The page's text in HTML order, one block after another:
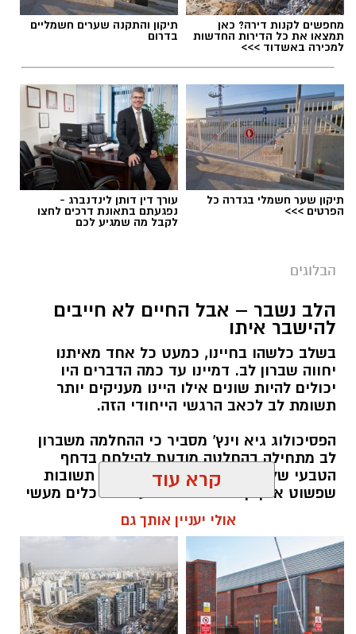
יש לכם מידע חשוב שטרם נחשף? צילומים מאירוע
חדשותי? מצאתם טעות בכתבה? נשמח שתשתפו
אותנו
מחפשים לקנות דירה? כאן
תמצאו את כל הדירות החדשות
למכירה באשדוד >>>
תיקון והתקנה שערים חשמליים
בדרום
תיקון שער חשמלי בגדרה כל
הפרטים >>>
עורך דין דותן לינדנברג -
נפגעתם בתאונת דרכים לחצו
לקבל מה שמגיע לכם
הבלוגים
הלב נשבר – אבל החיים לא חייבים
להישבר איתו
בשלב כלשהו בחיינו, כמעט כל אחד מאיתנו
יחווה שברון לב. דמיינו עד כמה הדברים היו
יכולים להיות שונים אילו היינו מעניקים יותר
תשומת לב לכאב הרגשי הייחודי הזה.
הפסיכולוג גיא וינץ' מסביר כי ההחלמה משברון
לב מתחילה בהחלטה מודעת להילחם בדחף
הטבעי שלנו לייפות את העבר ולחפש תשובות
שפשוט אינן קיימות. הוא מציע ארגז כלים מעשי
שיעזור לנו, בהדרגה, להשתחרר מהכאב ולהמשיך
הלב שלנו אולי נשבר לפעמים, אבל אנחנו לא
חייבים להישבר יחד איתו.
מערכת האתר / 09:04 23.07.26
קרא עוד
אולי יעניין אותך גם